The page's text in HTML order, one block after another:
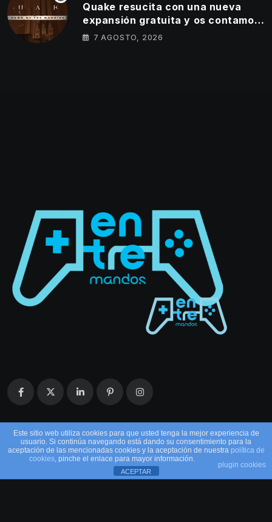
Quake resucita con una nueva
expansión gratuita y os contamos
todos los detalles
7 AGOSTO, 2026
© 2026 EntreMandos. Todos los derechos
Este sitio web utiliza cookies para que usted tenga la mejor experiencia de
usuario. Si continúa navegando está dando su consentimiento para la
aceptación de las mencionadas cookies y la aceptación de nuestra política de
cookies, pinche el enlace para mayor información.
plugin cookies
ACEPTAR